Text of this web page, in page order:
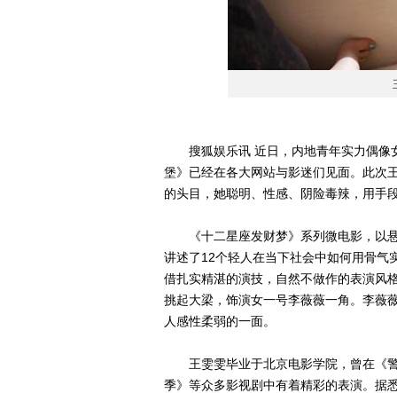
搜狐娱乐讯 近日，内地青年实力偶像
堡》已经在各大网站与影迷们见面。此次
的头目，她聪明、性感、阴险毒辣，用手
《十二星座发财梦》系列微电影，以悬
讲述了12个轻人在当下社会中如何用骨气
借扎实精湛的演技，自然不做作的表演风
挑起大梁，饰演女一号李薇薇一角。李薇
人感性柔弱的一面。
王雯雯毕业于北京电影学院，曾在《警
季》等众多影视剧中有着精彩的表演。据